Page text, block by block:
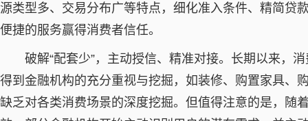
源类型多、交易分布广等特点，细化准入条件、精简贷
便捷的服务赢得消费者信任。
破解“配套少”，主动授信、精准对接。长期以来，
得到金融机构的充分重视与挖掘，如装修、购置家具、
缺乏对各类消费场景的深度挖掘。但值得注意的是，随